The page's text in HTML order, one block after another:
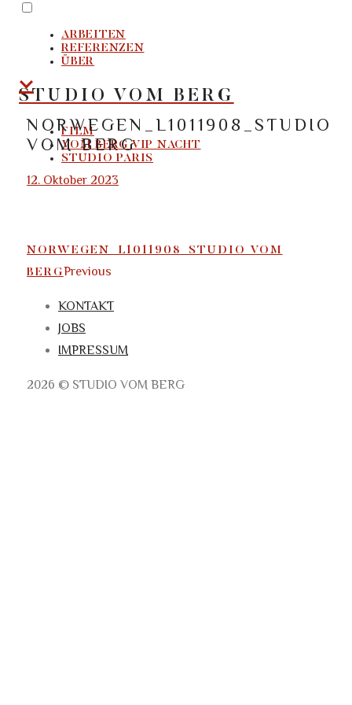
ARBEITEN
REFERENZEN
ÜBER
STUDIO VOM BERG
FILM
VOM BERG VIP NACHT
STUDIO PARIS
NORWEGEN_L1011908_STUDIO
VOM BERG
Posted
12. Oktober 2023
POST
NORWEGEN_L1011908_STUDIO VOM
BERGPrevious
KONTAKT
JOBS
IMPRESSUM
2026 © STUDIO VOM BERG